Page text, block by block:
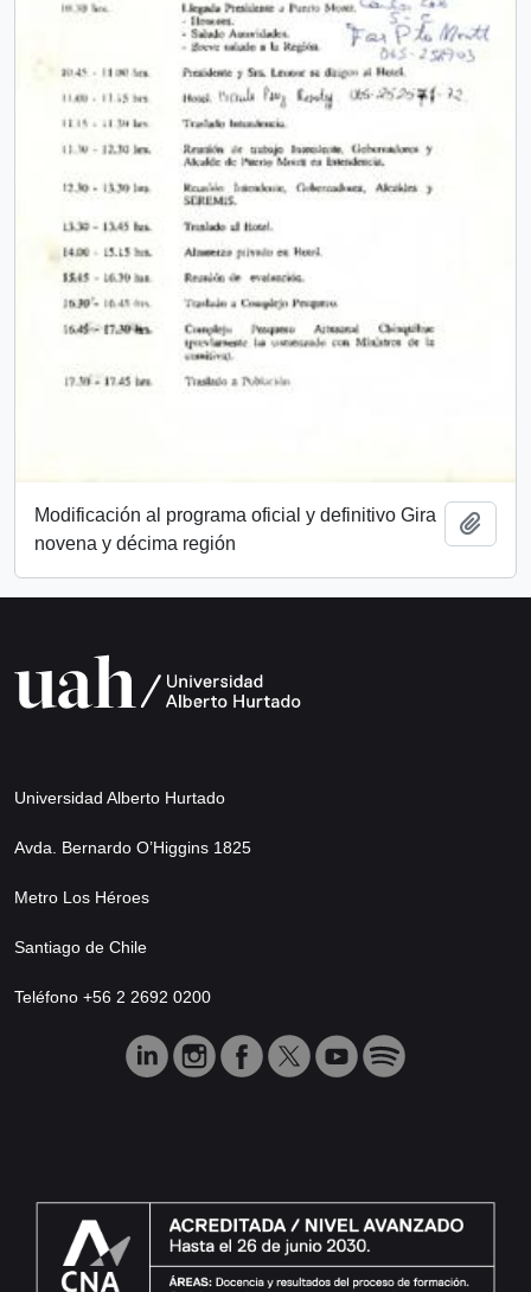
Modificación al programa oficial y definitivo Gira
novena y décima región
Universidad Alberto Hurtado
Avda. Bernardo O’Higgins 1825
Metro Los Héroes
Santiago de Chile
Teléfono +56 2 2692 0200